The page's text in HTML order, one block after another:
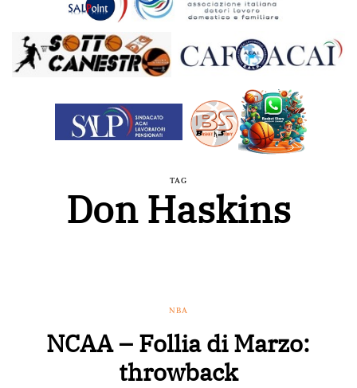
TAG
Don Haskins
NBA
NCAA – Follia di Marzo:
throwback